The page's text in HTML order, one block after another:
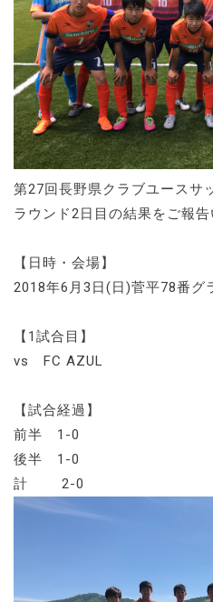
第27回長野県クラブユースサ
ラウンド2日目の結果をご報告
【日時・会場】
2018年6月3日(日)菅平78番グ
【1試合目】
vs FC AZUL
【試合経過】
前半 1-0
後半 1-0
計 2-0